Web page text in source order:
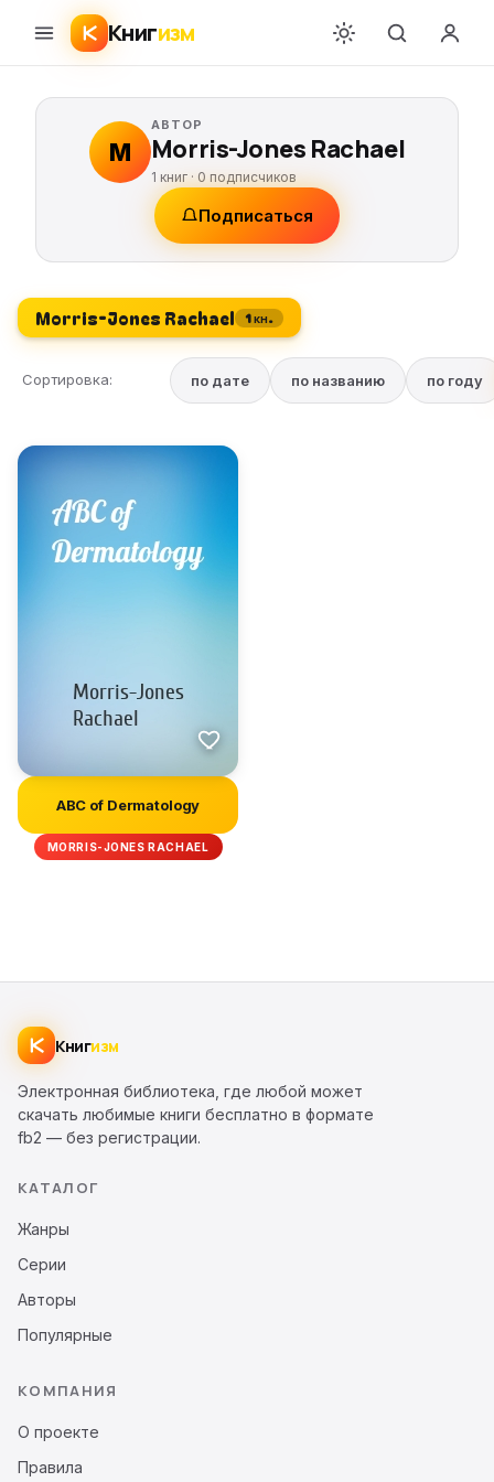
Книгизм
M
АВТОР
Morris-Jones Rachael
1 книг · 0 подписчиков
Подписаться
Morris-Jones Rachael 1 кн.
Сортировка: по дате по названию по году
ABC of Dermatology
MORRIS-JONES RACHAEL
Книгизм
Электронная библиотека, где любой может
скачать любимые книги бесплатно в формате
fb2 — без регистрации.
КАТАЛОГ
Жанры
Серии
Авторы
Популярные
КОМПАНИЯ
О проекте
Правила